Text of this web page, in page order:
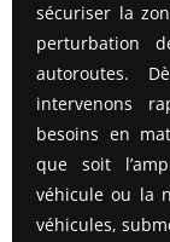
sécuriser la
perturbation
autoroutes.
intervenons
besoins en
que soit
véhicule ou la
véhicules,